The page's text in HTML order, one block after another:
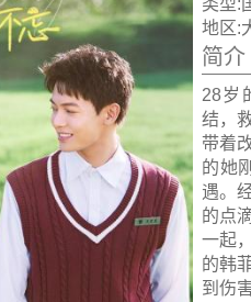
类型:
地区:
简介
28岁
结，
带着
的她
遇。
的点
一起
的韩
到伤